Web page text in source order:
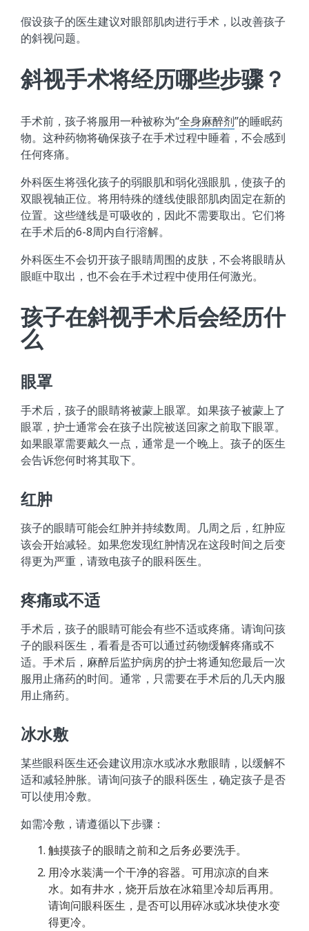
假设孩子的医生建议对眼部肌肉进行手术，以改善孩子
的斜视问题。
斜视手术将经历哪些步骤？
手术前，孩子将服用一种被称为“全身麻醉剂”的睡眠药
物。这种药物将确保孩子在手术过程中睡着，不会感到
任何疼痛。
外科医生将强化孩子的弱眼肌和弱化强眼肌，使孩子的
双眼视轴正位。将用特殊的缝线使眼部肌肉固定在新的
位置。这些缝线是可吸收的，因此不需要取出。它们将
在手术后的6-8周内自行溶解。
外科医生不会切开孩子眼睛周围的皮肤，不会将眼睛从
眼眶中取出，也不会在手术过程中使用任何激光。
孩子在斜视手术后会经历什
么
眼罩
手术后，孩子的眼睛将被蒙上眼罩。如果孩子被蒙上了
眼罩，护士通常会在孩子出院被送回家之前取下眼罩。
如果眼罩需要戴久一点，通常是一个晚上。孩子的医生
会告诉您何时将其取下。
红肿
孩子的眼睛可能会红肿并持续数周。几周之后，红肿应
该会开始减轻。如果您发现红肿情况在这段时间之后变
得更为严重，请致电孩子的眼科医生。
疼痛或不适
手术后，孩子的眼睛可能会有些不适或疼痛。请询问孩
子的眼科医生，看看是否可以通过药物缓解疼痛或不
适。手术后，麻醉后监护病房的护士将通知您最后一次
服用止痛药的时间。通常，只需要在手术后的几天内服
用止痛药。
冰水敷
某些眼科医生还会建议用凉水或冰水敷眼睛，以缓解不
适和减轻肿胀。请询问孩子的眼科医生，确定孩子是否
可以使用冷敷。
如需冷敷，请遵循以下步骤：
触摸孩子的眼睛之前和之后务必要洗手。
用冷水装满一个干净的容器。可用凉凉的自来
水。如有井水，烧开后放在冰箱里冷却后再用。
请询问眼科医生，是否可以用碎冰或冰块使水变
得更冷。